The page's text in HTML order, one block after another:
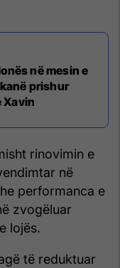
në mesin e
prishur
Xavin
rinovimin e
në
performanca e
zvogëluar
lojës.
të reduktuar